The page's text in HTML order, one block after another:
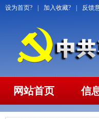
设为首页? 加入收藏? 反馈
网站首页 信